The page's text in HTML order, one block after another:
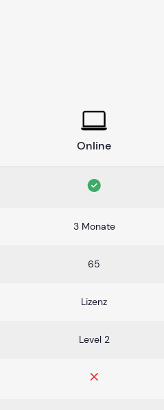
Online
3 Monate
65
Lizenz
Level 2